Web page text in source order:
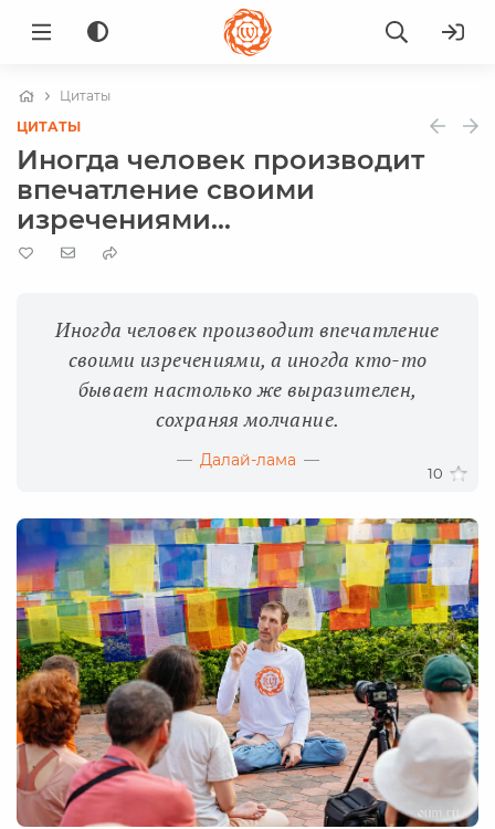
Цитаты
ЦИТАТЫ
Иногда человек производит
впечатление своими
изречениями...
Иногда человек производит впечатление
своими изречениями, а иногда кто-то
бывает настолько же выразителен,
сохраняя молчание.
Далай-лама
10